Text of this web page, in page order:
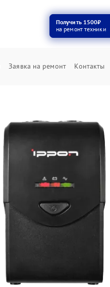
Получить 1500₽
на ремонт техники
Заявка на ремонт Контакты